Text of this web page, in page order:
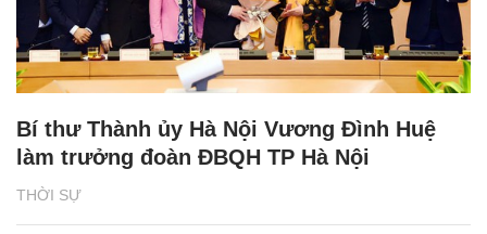
THỜI SỰ
Bí thư Thành ủy Hà Nội Vương Đình Huệ
làm trưởng đoàn ĐBQH TP Hà Nội